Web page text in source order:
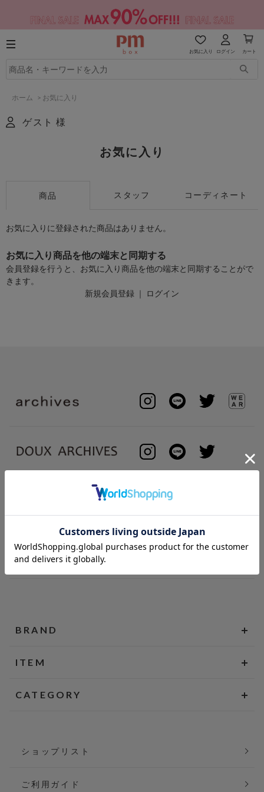
お気に入り ログイン カート
ホーム > お気に入り
ゲスト 様
お気に入り
商品 スタッフ コーディネート
お気に入りに登録された商品はありません。
お気に入り商品を他の端末と同期する
会員登録を行うと、お気に入り商品を他の端末と同期することがで
きます。
新規会員登録 ｜ ログイン
BRAND
ITEM
CATEGORY
ショップリスト
ご利用ガイド